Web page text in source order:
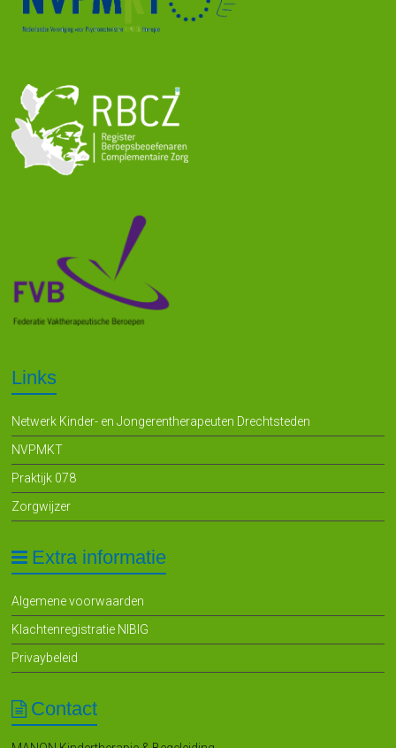
Links
Netwerk Kinder- en Jongerentherapeuten Drechtsteden
NVPMKT
Praktijk 078
Zorgwijzer
Extra informatie
Algemene voorwaarden
Klachtenregistratie NIBIG
Privaybeleid
Contact